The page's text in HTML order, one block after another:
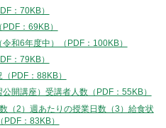
：70KB）
：69KB）
和6年度中）（PDF：100KB）
：79KB）
PDF：88KB）
開講座）受講者人数（PDF：55KB）
（2）週あたりの授業日数（3）給食状
：83KB）